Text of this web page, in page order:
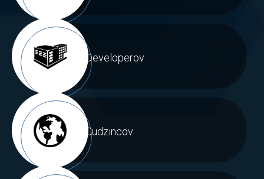
Developerov
Cudzincov